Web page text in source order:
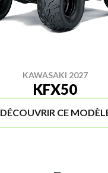
KAWASAKI 2027
KFX50
DÉCOUVRIR CE